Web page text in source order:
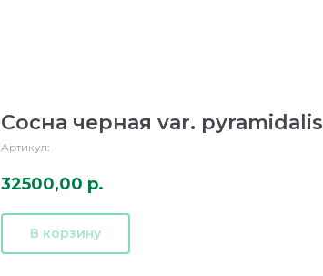
Сосна черная var. pyramidalis
Артикул:
32500,00 р.
В корзину